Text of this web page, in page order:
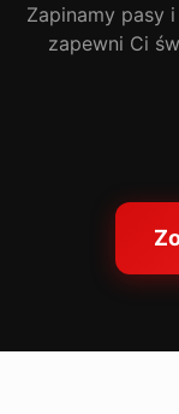
Zapinamy pasy
zapewni Ci